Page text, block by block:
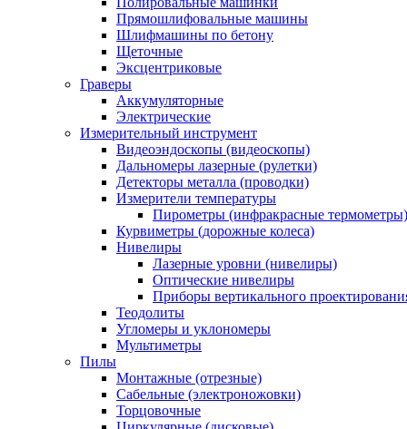
Прямошлифовальные машины
Шлифмашины по бетону
Щеточные
Эксцентриковые
Граверы
Аккумуляторные
Электрические
Измерительный инструмент
Видеоэндоскопы (видеоскопы)
Дальномеры лазерные (рулетки)
Детекторы металла (проводки)
Измерители температуры
Пирометры (инфракрасные термометры)
Курвиметры (дорожные колеса)
Нивелиры
Лазерные уровни (нивелиры)
Оптические нивелиры
Приборы вертикального
Теодолиты
Угломеры и уклономеры
Мультиметры
Пилы
Монтажные (отрезные)
Сабельные (электроножовки)
Торцовочные